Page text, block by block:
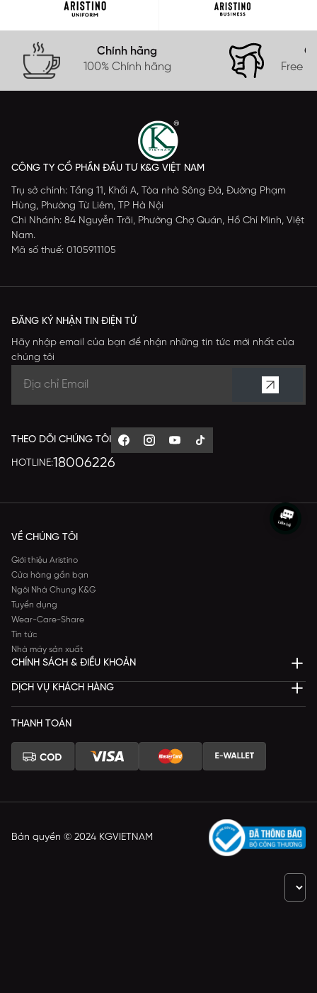
Chính hãng
100% Chính hãng
Free
CÔNG TY CỔ PHẦN ĐẦU TƯ K&G VIỆT NAM
Trụ sở chính: Tầng 11, Khối A, Tòa nhà Sông Đà, Đường Phạm
Hùng, Phường Từ Liêm, TP Hà Nội
Chi Nhánh: 84 Nguyễn Trãi, Phường Chợ Quán, Hồ Chí Minh, Việt
Nam.
Mã số thuế: 0105911105
ĐĂNG KÝ NHẬN TIN ĐIỆN TỬ
Hãy nhập email của bạn để nhận những tin tức mới nhất của
chúng tôi
THEO DÕI CHÚNG TÔI
HOTLINE:18006226
VỀ CHÚNG TÔI
Giới thiệu Aristino
Cửa hàng gần bạn
Ngôi Nhà Chung K&G
Tuyển dụng
Wear-Care-Share
Tin tức
Nhà máy sản xuất
CHÍNH SÁCH & ĐIỀU KHOẢN
DỊCH VỤ KHÁCH HÀNG
THANH TOÁN
Bản quyền © 2024 KGVIETNAM